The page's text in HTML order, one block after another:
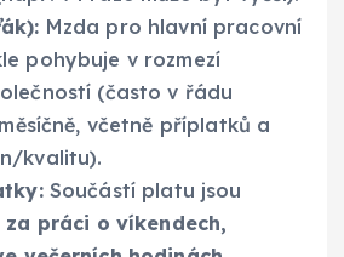
Mzda pro hlavní pracovní
pohybuje v rozmezí
(často v řádu
včetně příplatků a
kvalitu).
Součástí platu jsou
práci o víkendech,